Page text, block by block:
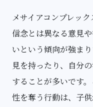
メサイアコンプレッ
信念とは異なる意見
いという傾向が強ま
見を持ったり、自分
することが多いです
性を奪う行動は、子